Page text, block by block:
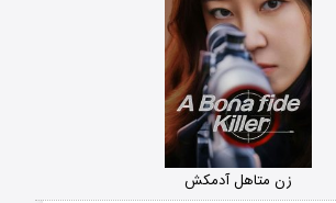
زن متاهل آدمکش